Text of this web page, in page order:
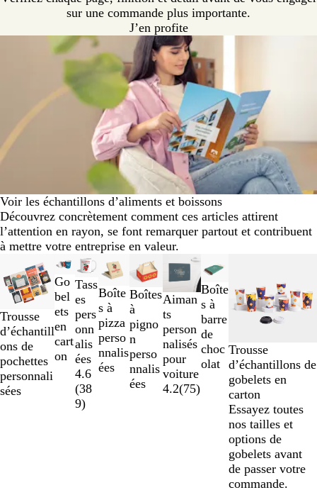
sur une commande plus importante.
J’en profite
Voir les échantillons d’aliments et boissons
Découvrez concrètement comment ces articles attirent
l’attention en rayon, se font remarquer partout et contribuent
à mettre votre entreprise en valeur.
Trousse
d’échantill
ons de
pochettes
personnali
sées
Go
bel
ets
en
cart
on
Tass
es
pers
onn
alis
ées
4.6
(38
9)
Nouvelles options
Boîte
s à
pizza
perso
nnalis
ées
Boîtes
à
pigno
n
perso
nnalis
ées
Aiman
ts
person
nalisés
pour
voiture
4.2(75)
Boîte
s à
barre
de
choc
olat
Trousse
d’échantillons de
gobelets en
carton
Essayez toutes
nos tailles et
options de
gobelets avant
de passer votre
commande.
Diapositives
1
sur
8